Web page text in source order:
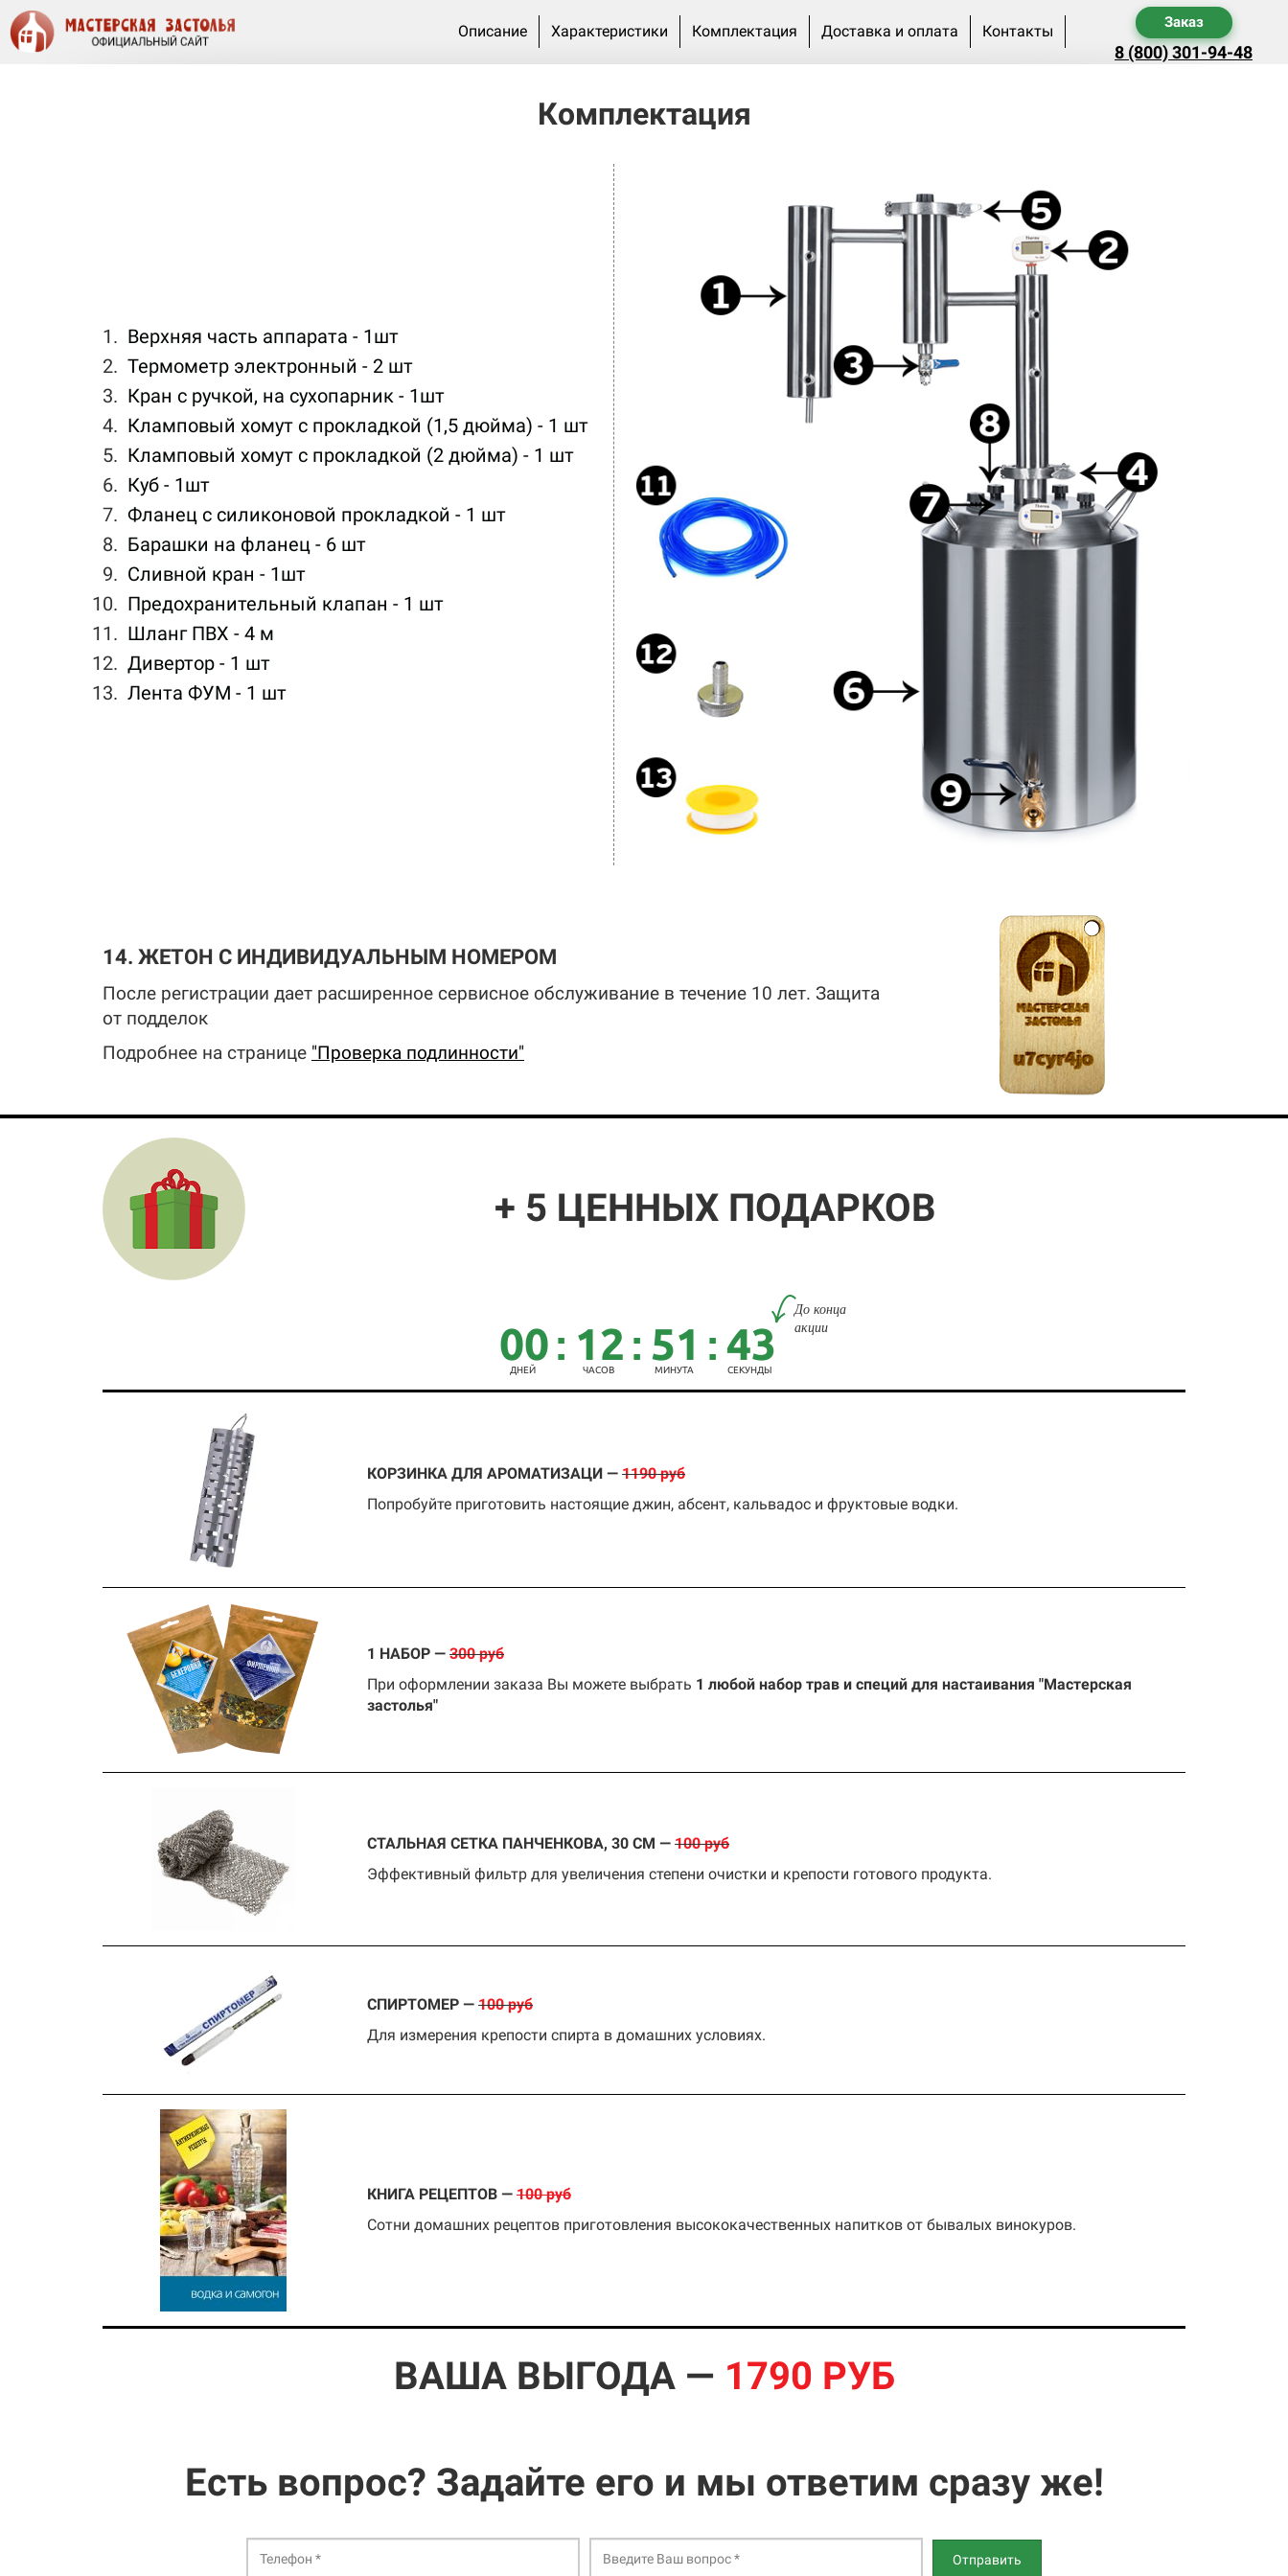
Описание Характеристики Комплектация Доставка и оплата Контакты Заказ
8 (800) 301-94-48
Комплектация
Верхняя часть аппарата - 1шт
Термометр электронный - 2 шт
Кран с ручкой, на сухопарник - 1шт
Кламповый хомут с прокладкой (1,5 дюйма) - 1 шт
Кламповый хомут с прокладкой (2 дюйма) - 1 шт
Куб - 1шт
Фланец с силиконовой прокладкой - 1 шт
Барашки на фланец - 6 шт
Сливной кран - 1шт
Предохранительный клапан - 1 шт
Шланг ПВХ - 4 м
Дивертор - 1 шт
Лента ФУМ - 1 шт
14. ЖЕТОН С ИНДИВИДУАЛЬНЫМ НОМЕРОМ
После регистрации дает расширенное сервисное обслуживание в течение 10 лет. Защита
от подделок
Подробнее на странице "Проверка подлинности"
+ 5 ЦЕННЫХ ПОДАРКОВ
До конца
акции
00:
ДНЕЙ
12:
ЧАСОВ
51:
МИНУТА
43
СЕКУНДЫ
КОРЗИНКА ДЛЯ АРОМАТИЗАЦИ — 1190 руб
Попробуйте приготовить настоящие джин, абсент, кальвадос и фруктовые водки.
1 НАБОР — 300 руб
При оформлении заказа Вы можете выбрать 1 любой набор трав и специй для настаивания "Мастерская
застолья"
СТАЛЬНАЯ СЕТКА ПАНЧЕНКОВА, 30 СМ — 100 руб
Эффективный фильтр для увеличения степени очистки и крепости готового продукта.
СПИРТОМЕР — 100 руб
Для измерения крепости спирта в домашних условиях.
КНИГА РЕЦЕПТОВ — 100 руб
Сотни домашних рецептов приготовления высококачественных напитков от бывалых винокуров.
ВАША ВЫГОДА — 1790 РУБ
Есть вопрос? Задайте его и мы ответим сразу же!
Отправить